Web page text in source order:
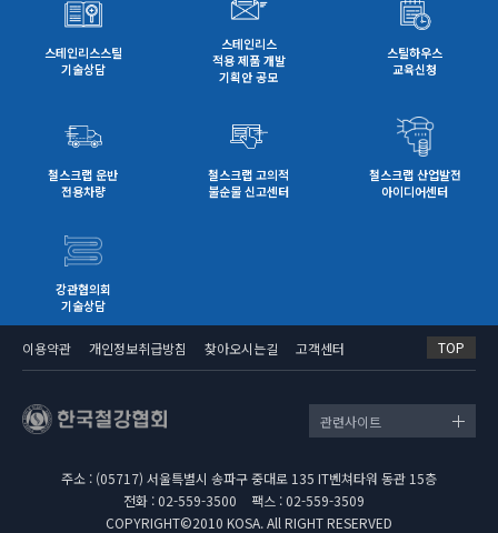
스테인리스스틸
기술상담
스테인리스
적용 제품 개발
기획안 공모
스틸하우스
교육신청
철스크랩 운반
전용차량
철스크랩 고의적
불순물 신고센터
철스크랩 산업발전
아이디어센터
강관협의회
기술상담
이용약관 개인정보취급방침 찾아오시는길 고객센터
주소 : (05717) 서울특별시 송파구 중대로 135 IT벤쳐타워 동관 15층
전화 : 02-559-3500
팩스 : 02-559-3509
COPYRIGHT©2010 KOSA. All RIGHT RESERVED
관련사이트
TOP